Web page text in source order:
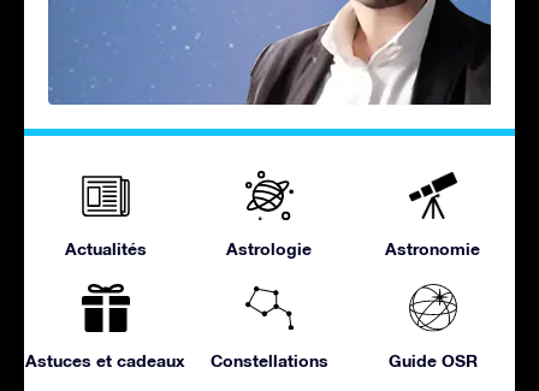
Actualités Astrologie Astronomie
Astuces et cadeaux Constellations Guide OSR